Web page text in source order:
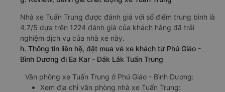
Nhà xe Tuấn Trung được đánh giá với số điểm trung bình là
4.7/5 dựa trên 1224 đánh giá của khách hàng đã trải
nghiệm dịch vụ của nhà xe này.
h. Thông tin liên hệ, đặt mua vé xe khách từ Phú Giáo -
Bình Dương đi Ea Kar - Đắk Lắk Tuấn Trung
Văn phòng xe Tuấn Trung ở Phú Giáo - Bình Dương:
Xem địa chỉ văn phòng nhà xe Tuấn Trung: